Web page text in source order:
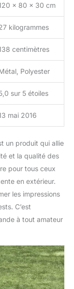
x 80 x 30 cm
kilogrammes
centimètres
Polyester
sur 5 étoiles
mai 2016
un produit qui allie
et la qualité des
pour tous ceux
en extérieur.
les impressions
C’est
à tout amateur